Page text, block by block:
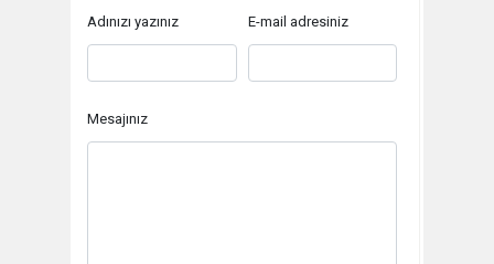
Adınızı yazınız E-mail adresiniz
Mesajınız